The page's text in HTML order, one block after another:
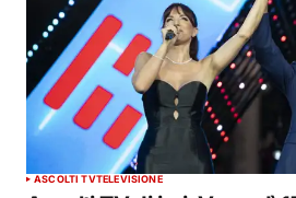
ASCOLTI TVTELEVISIONE